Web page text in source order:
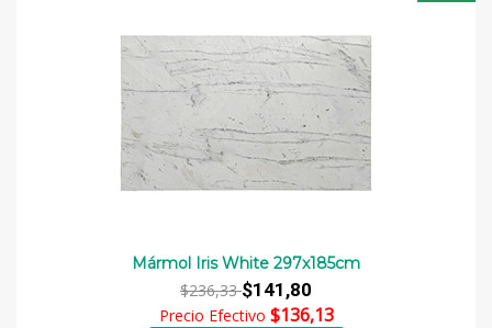
Mármol Iris White 297x185cm
$236,33$141,80
Precio Efectivo $136,13